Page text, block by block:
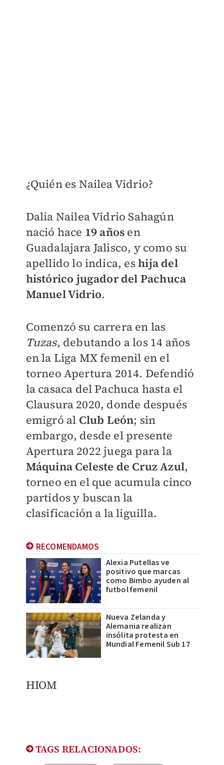
¿Quién es Nailea Vidrio?
Dalia Nailea Vidrio Sahagún
nació hace 19 años en
Guadalajara Jalisco, y como su
apellido lo indica, eshija del
histórico jugador del Pachuca
Manuel Vidrio.
Comenzó su carrera en las
Tuzas, debutando a los 14 años
en la Liga MX femenil en el
torneo Apertura 2014. Defendió
la casaca del Pachuca hasta el
Clausura 2020, donde después
emigró al Club León; sin
embargo, desde el presente
Apertura 2022 juega para la
Máquina Celeste de Cruz Azul,
torneo en el que acumula cinco
partidos y buscan la
clasificación a la liguilla.
RECOMENDAMOS
Alexia Putellas ve
positivo que marcas
como Bimbo ayuden al
futbol femenil
Nueva Zelanda y
Alemania realizan
insólita protesta en
Mundial Femenil Sub 17
​HIOM
TAGS RELACIONADOS: